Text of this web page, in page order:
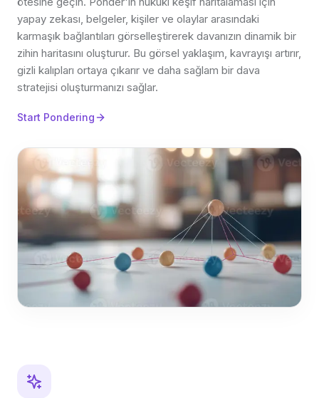
yapay zekası, belgeler, kişiler ve olaylar arasındaki
karmaşık bağlantıları görselleştirerek davanızın dinamik bir
zihin haritasını oluşturur. Bu görsel yaklaşım, kavrayışı artırır,
gizli kalıpları ortaya çıkarır ve daha sağlam bir dava
stratejisi oluşturmanızı sağlar.
Start Pondering